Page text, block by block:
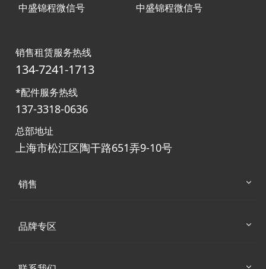
中盛锦程微信号 中盛锦程微信号
销售租赁服务热线
134-7241-1713
*配件服务热线
137-3318-0636
总部地址
上海市松江区陶干路651弄9-10号
销售
品牌专区